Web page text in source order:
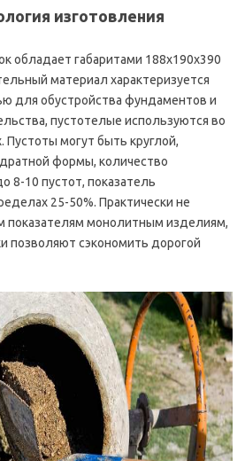
изготовления
обладает габаритами 188х190х390
материал характеризуется
для обустройства фундаментов и
пустотелые используются во
Пустоты могут быть круглой,
формы, количество
8-10 пустот, показатель
25-50%. Практически не
показателям монолитным изделиям,
позволяют сэкономить дорогой